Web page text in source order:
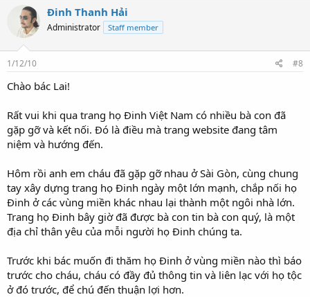
Đinh Thanh Hải
Administrator Staff member
1/12/10 #8
Chào bác Lai!
Rất vui khi qua trang họ Đinh Việt Nam có nhiều bà con đã
gặp gỡ và kết nối. Đó là điều mà trang website đang tâm
niệm và hướng đến.
Hôm rồi anh em cháu đã gặp gỡ nhau ở Sài Gòn, cùng chung
tay xây dựng trang họ Đinh ngày một lớn mạnh, chắp nối họ
Đinh ở các vùng miền khác nhau lại thành một ngôi nhà lớn.
Trang họ Đinh bây giờ đã được bà con tin bà con quý, là một
địa chỉ thân yêu của mỗi người họ Đinh chúng ta.
Trước khi bác muốn đi thăm họ Đinh ở vùng miền nào thì báo
trước cho cháu, cháu có đầy đủ thông tin và liên lạc với họ tộc
ở đó trước, để chú đến thuận lợi hơn.